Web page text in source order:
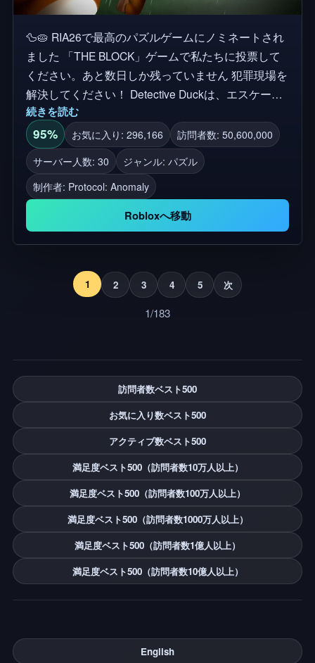
🦆🥧 RIA26で最高のパズルゲームにノミネートされ
ました 「THE BLOCK」ゲームで私たちに投票して
ください。あと数日しか残っていません 犯罪現場を
解決してください！ Detective Duckは、エスケープ
ルームに似たユニークなパズルゲームです。さまざ
まなマップの中で自分自身を見つけることができま
す。あなたの究極の目標は、犯罪者を見つけること
です！ 🎮ソロでもいいし、最大5人のグループでも
いい！ 📱このゲームはモバイルプレイヤーに適して
います！ プライベートサーバーは、最大10のプレイ
ヤーグループをサポートします！ ❗グループに参加
して、アップデートやプレビューを受け取ろう！ も
入り⭐」を押してください。これは開発に大きな支
援となります！ありがとうございます！ 通知をオン
にすると、新しい部屋がリリースされたときに通知
続きを読む
95% お気に入り: 296,166
訪問者数: 50,600,000
サーバー人数: 30
ジャンル: パズル
制作者: Protocol: Anomaly
Robloxへ移動
1 2 3 4 5 次
1/183
訪問者数ベスト500
お気に入り数ベスト500
アクティブ数ベスト500
満足度ベスト500（訪問者数10万人以上）
満足度ベスト500（訪問者数100万人以上）
満足度ベスト500（訪問者数1000万人以上）
満足度ベスト500（訪問者数1億人以上）
満足度ベスト500（訪問者数10億人以上）
English